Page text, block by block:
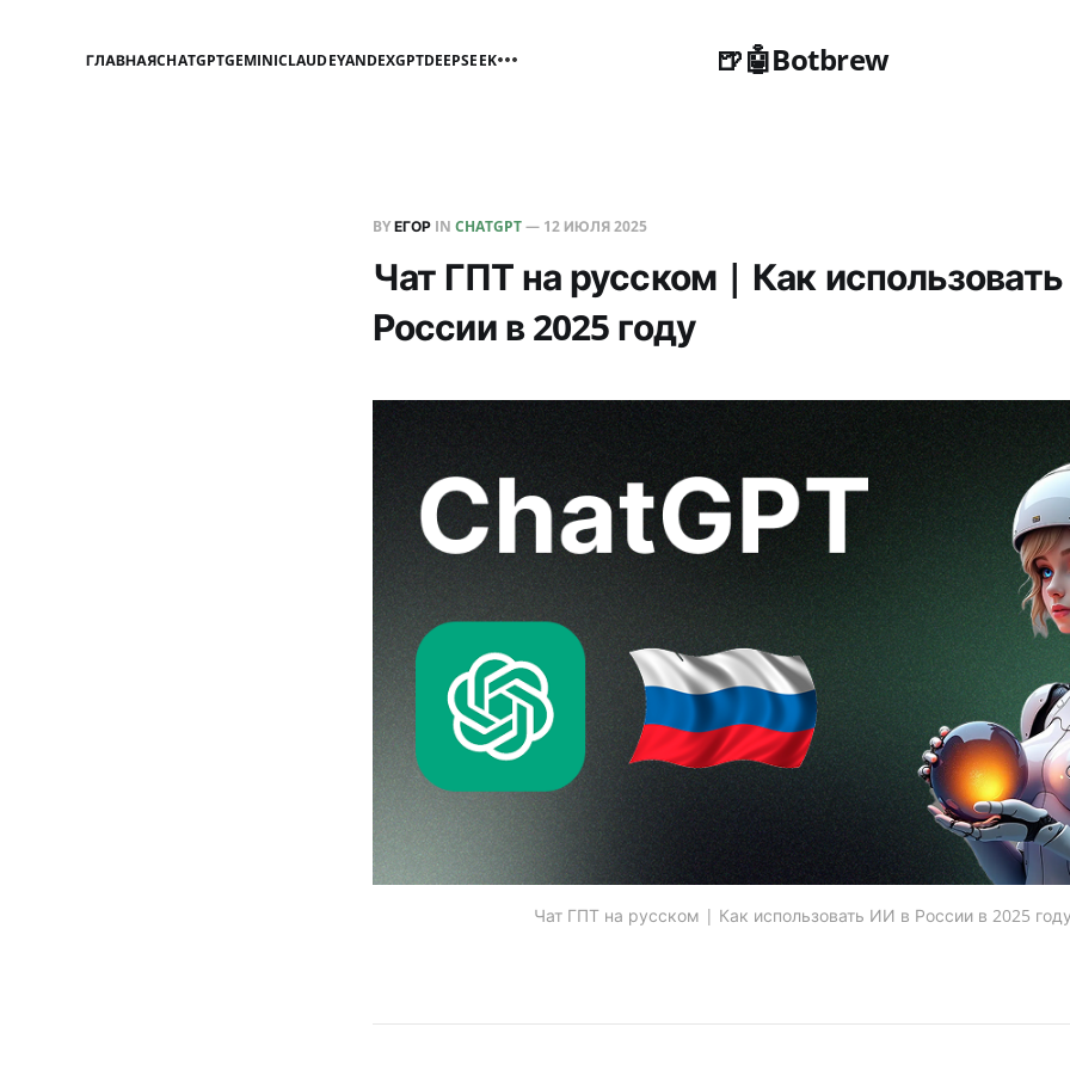
🍺🤖Botbrew
ГЛАВНАЯCHATGPTGEMINICLAUDEYANDEXGPTDEEPSEEK
BYЕГОР IN CHATGPT— 12 ИЮЛЯ 2025
Чат ГПТ на русском | Как
России в 2025 году
Чат ГПТ на русском | Как использовать ИИ в России в 2025